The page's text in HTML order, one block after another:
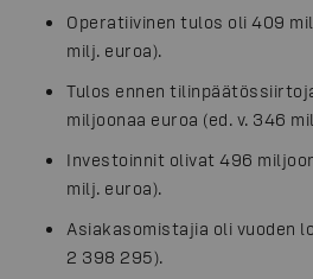
Operatiivinen tulos oli 409
milj. euroa).
Tulos ennen
miljoonaa euroa (ed. v. 346
Investoinnit olivat 496
milj. euroa).
Asiakasomistajia oli vuoden
2 398 295).